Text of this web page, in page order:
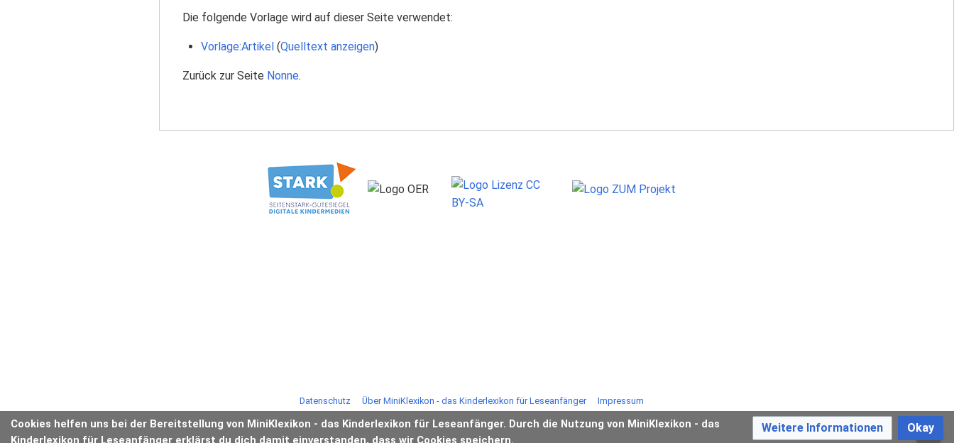
Die folgende Vorlage wird auf dieser Seite verwendet:
Vorlage:Artikel (Quelltext anzeigen)
Zurück zur Seite Nonne.
Cookies helfen uns bei der Bereitstellung von MiniKlexikon - das Kinderlexikon für Leseanfänger. Durch die Nutzung von MiniKlexikon - das
Kinderlexikon für Leseanfänger erklärst du dich damit einverstanden, dass wir Cookies speichern.
Weitere Informationen Okay
Datenschutz Über MiniKlexikon - das Kinderlexikon für Leseanfänger Impressum